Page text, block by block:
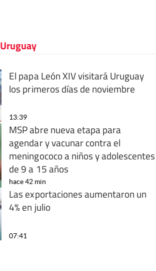
Uruguay
El papa León XIV visitará Uruguay
los primeros días de noviembre
13:39
MSP abre nueva etapa para
agendar y vacunar contra el
meningococo a niños y adolescentes
de 9 a 15 años
hace 42 min
Las exportaciones aumentaron un
4% en julio
07:41